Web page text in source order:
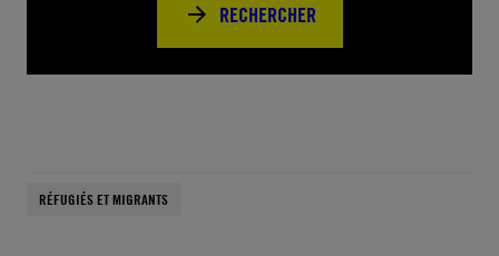
RECHERCHER
RÉFUGIÉS ET MIGRANTS